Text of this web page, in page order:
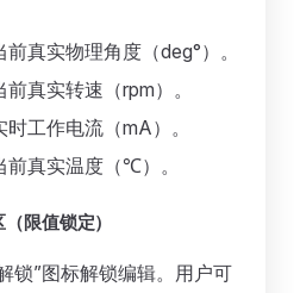
前真实物理角度（deg°）。
前真实转速（rpm）。
工作电流（mA）。
前真实温度（℃）。
限值锁定）
锁”图标解锁编辑。用户可